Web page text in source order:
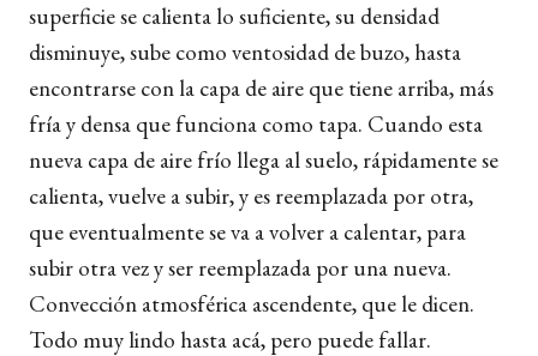
superficie se calienta lo suficiente, su densidad
disminuye, sube como ventosidad de buzo, hasta
encontrarse con la capa de aire que tiene arriba, más
fría y densa que funciona como tapa. Cuando esta
nueva capa de aire frío llega al suelo, rápidamente se
calienta, vuelve a subir, y es reemplazada por otra,
que eventualmente se va a volver a calentar, para
subir otra vez y ser reemplazada por una nueva.
Convección atmosférica ascendente, que le dicen.
Todo muy lindo hasta acá, pero puede fallar.